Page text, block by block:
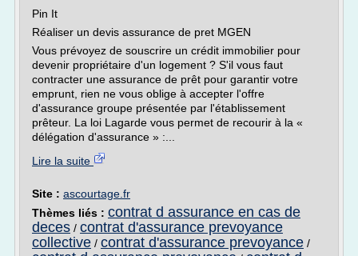
Pin It
Réaliser un devis assurance de pret MGEN
Vous prévoyez de souscrire un crédit immobilier pour
devenir propriétaire d'un logement ? S'il vous faut
contracter une assurance de prêt pour garantir votre
emprunt, rien ne vous oblige à accepter l'offre
d'assurance groupe présentée par l'établissement
prêteur. La loi Lagarde vous permet de recourir à la «
délégation d'assurance » :...
Lire la suite
Site : ascourtage.fr
Thèmes liés : contrat d assurance en cas de
deces / contrat d'assurance prevoyance
collective / contrat d'assurance prevoyance /